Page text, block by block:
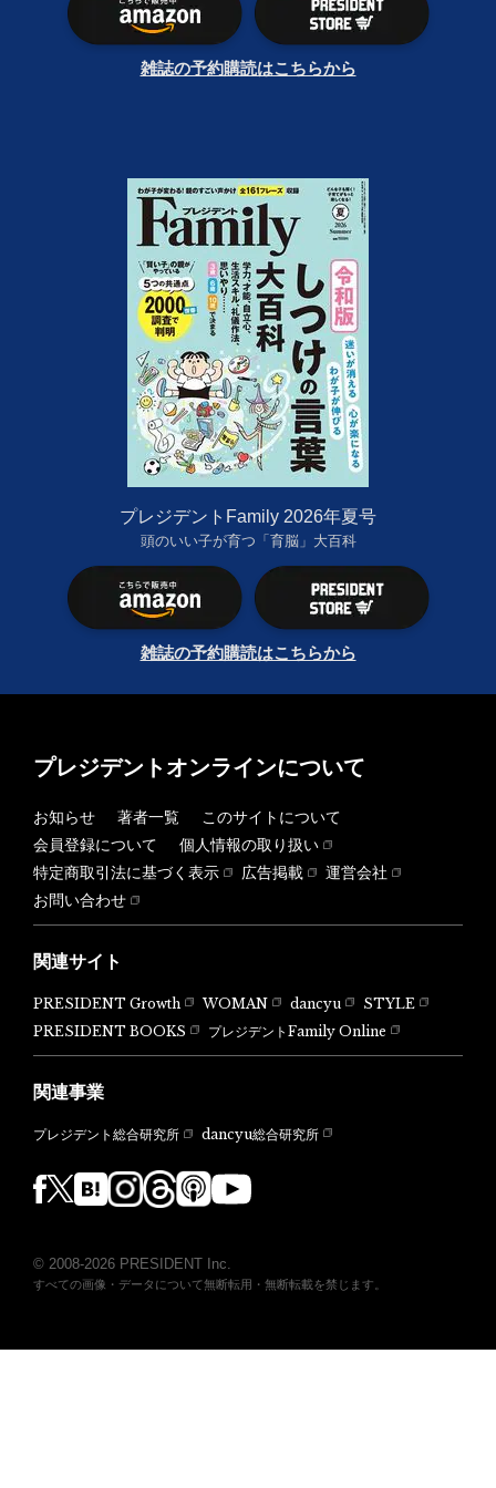
雑誌の予約購読はこちらから
プレジデントFamily 2026年夏号
頭のいい子が育つ「育脳」大百科
雑誌の予約購読はこちらから
プレジデントオンラインについて
お知らせ 著者一覧
このサイトについて
会員登録について
個人情報の取り扱い
特定商取引法に基づく表示
広告掲載
運営会社
お問い合わせ
関連サイト
PRESIDENT Growth WOMAN dancyu
STYLE
PRESIDENT BOOKS
プレジデントFamily Online
関連事業
プレジデント総合研究所 dancyu総合研究所
© 2008-2026 PRESIDENT Inc.
すべての画像・データについて無断転用・無断転載を禁じます。